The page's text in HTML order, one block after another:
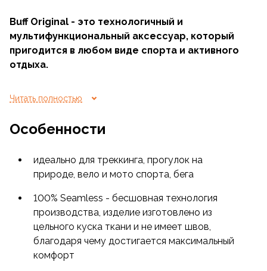
Buff Original - это технологичный и
мультифункциональный аксессуар, который
пригодится в любом виде спорта и активного
отдыха.
Изготовлен из очень эластичной ткани, отлично
быстро сохнет и, кроме того, обладает высокой
защитой от ультрафиолетовых лучей.
Buff Original можно носить в 13 различных
вариантах: как классическую бандану-гейтер,
повязку на голову, легкую шапочку, напульсник и
пр. Со всеми вариантами можно ознакомиться в
доступной схеме на упаковке.
Модель рассчитана на прохладную погоду и
может использоваться круглый год.
Читать полностью
Особенности
идеально для треккинга, прогулок на
природе, вело и мото спорта, бега
100% Seamless - бесшовная технология
производства, изделие изготовлено из
цельного куска ткани и не имеет швов,
благодаря чему достигается максимальный
комфорт